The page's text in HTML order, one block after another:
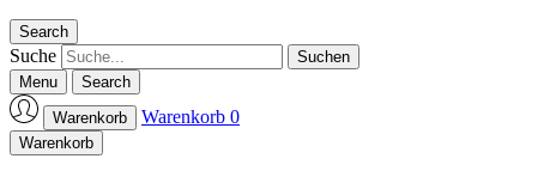
Search
Suche
Menu Search
Laufmeter-Shop
Warenkorb Warenkorb 0
Warenkorb